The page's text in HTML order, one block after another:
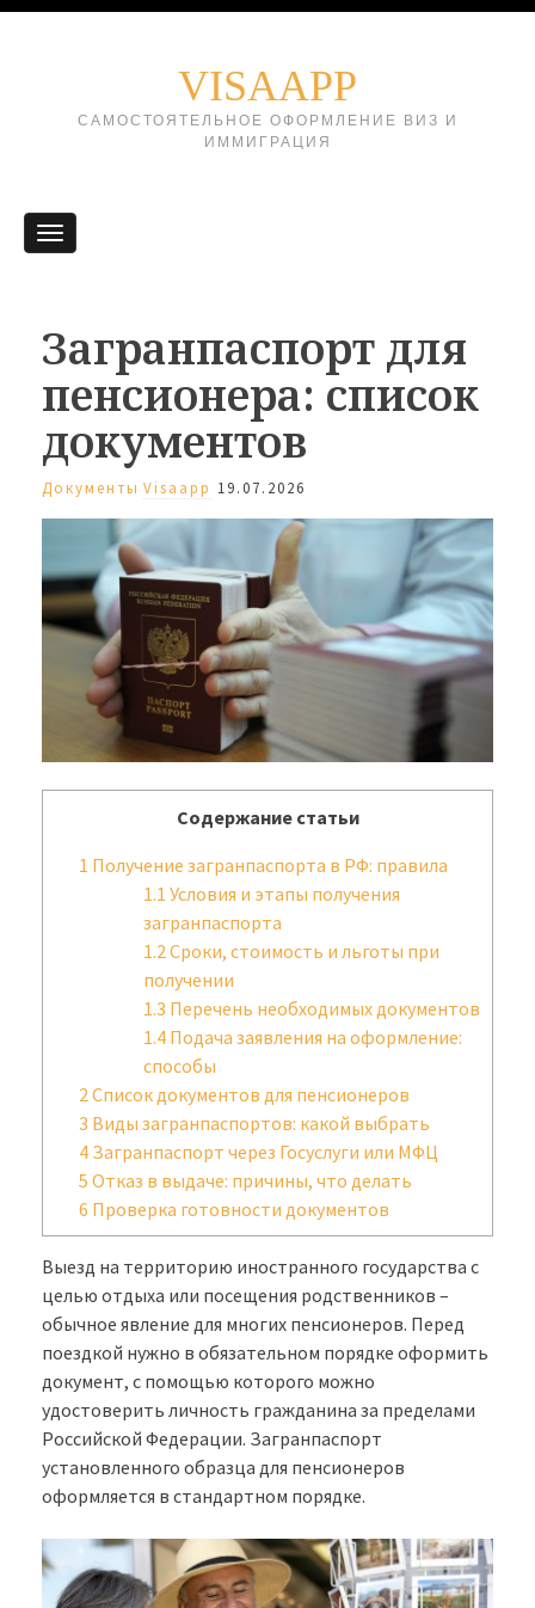
VISAAPP
САМОСТОЯТЕЛЬНОЕ ОФОРМЛЕНИЕ ВИЗ И
ИММИГРАЦИЯ
Загранпаспорт для
пенсионера: список
документов
Документы Visaapp 19.07.2026
Содержание статьи
1 Получение загранпаспорта в РФ: правила
1.1 Условия и этапы получения
загранпаспорта
1.2 Сроки, стоимость и льготы при
получении
1.3 Перечень необходимых документов
1.4 Подача заявления на оформление:
способы
2 Список документов для пенсионеров
3 Виды загранпаспортов: какой выбрать
4 Загранпаспорт через Госуслуги или МФЦ
5 Отказ в выдаче: причины, что делать
6 Проверка готовности документов
Выезд на территорию иностранного государства с
целью отдыха или посещения родственников –
обычное явление для многих пенсионеров. Перед
поездкой нужно в обязательном порядке оформить
документ, с помощью которого можно
удостоверить личность гражданина за пределами
Российской Федерации. Загранпаспорт
установленного образца для пенсионеров
оформляется в стандартном порядке.